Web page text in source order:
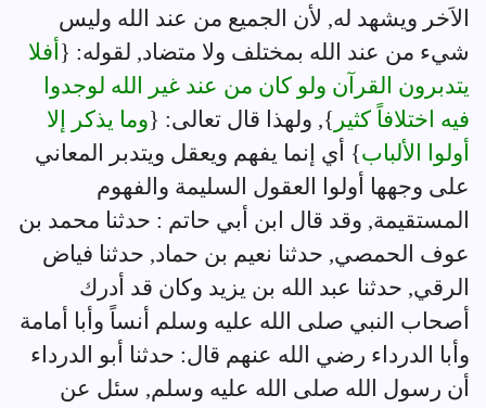
الاَخر ويشهد له, لأن الجميع من عند الله وليس
شيء من عند الله بمختلف ولا متضاد, لقوله: { أفلا
يتدبرون القرآن ولو كان من عند غير الله لوجدوا
فيه اختلافاً كثير }, ولهذا قال تعالى: {وما يذكر إلا
أولوا الألباب} أي إنما يفهم ويعقل ويتدبر المعاني
على وجهها أولوا العقول السليمة والفهوم
المستقيمة, وقد قال ابن أبي حاتم : حدثنا محمد بن
عوف الحمصي, حدثنا نعيم بن حماد, حدثنا فياض
الرقي, حدثنا عبد الله بن يزيد وكان قد أدرك
أصحاب النبي صلى الله عليه وسلم أنساً وأبا أمامة
وأبا الدرداء رضي الله عنهم قال: حدثنا أبو الدرداء
أن رسول الله صلى الله عليه وسلم, سئل عن